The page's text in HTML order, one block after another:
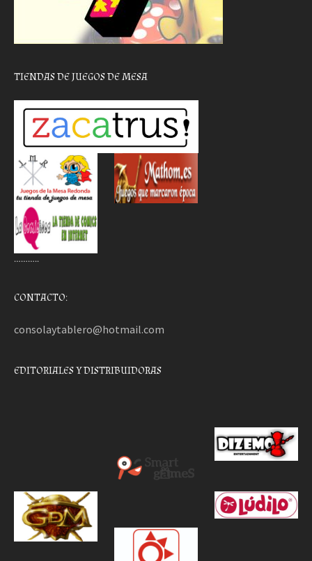
TIENDAS DE JUEGOS DE MESA
………..
CONTACTO:
consolaytablero@hotmail.com
EDITORIALES Y DISTRIBUIDORAS